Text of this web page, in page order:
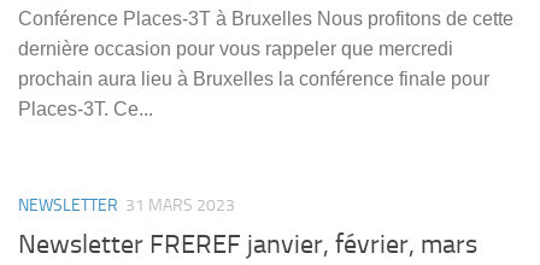
Conférence Places-3T à Bruxelles Nous profitons de cette
dernière occasion pour vous rappeler que mercredi
prochain aura lieu à Bruxelles la conférence finale pour
Places-3T. Ce...
NEWSLETTER 31 MARS 2023
Newsletter FREREF janvier, février, mars